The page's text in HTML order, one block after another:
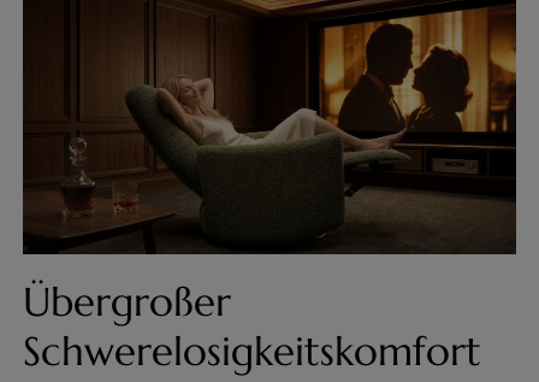
Übergroßer
Schwerelosigkeitskomfort